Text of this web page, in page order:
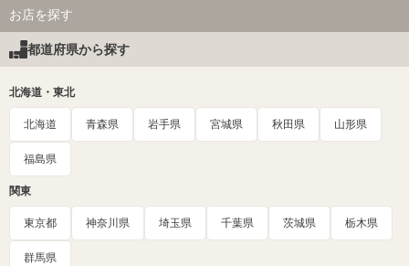
お店を探す
都道府県から探す
北海道・東北
北海道 青森県 岩手県 宮城県 秋田県 山形県
福島県
関東
東京都 神奈川県 埼玉県 千葉県 茨城県 栃木県
群馬県